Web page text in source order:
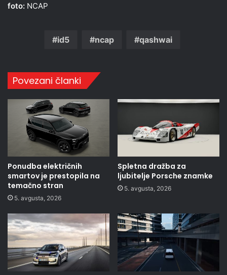
foto: NCAP
id5 ncap qashwai
Povezani članki
Ponudba električnih
smartov je prestopila na
temačno stran
5. avgusta, 2026
Spletna dražba za
ljubitelje Porsche znamke
5. avgusta, 2026